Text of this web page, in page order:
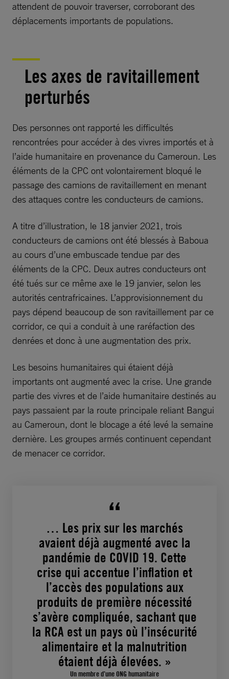
attendent de pouvoir traverser, corroborant des
déplacements importants de populations.
Les axes de ravitaillement
perturbés
Des personnes ont rapporté les difficultés
rencontrées pour accéder à des vivres importés et à
l’aide humanitaire en provenance du Cameroun. Les
éléments de la CPC ont volontairement bloqué le
passage des camions de ravitaillement en menant
des attaques contre les conducteurs de camions.
A titre d’illustration, le 18 janvier 2021, trois
conducteurs de camions ont été blessés à Baboua
au cours d’une embuscade tendue par des
éléments de la CPC. Deux autres conducteurs ont
été tués sur ce même axe le 19 janvier, selon les
autorités centrafricaines. L’approvisionnement du
pays dépend beaucoup de son ravitaillement par ce
corridor, ce qui a conduit à une raréfaction des
denrées et donc à une augmentation des prix.
Les besoins humanitaires qui étaient déjà
importants ont augmenté avec la crise. Une grande
partie des vivres et de l’aide humanitaire destinés au
pays passaient par la route principale reliant Bangui
au Cameroun, dont le blocage a été levé la semaine
dernière. Les groupes armés continuent cependant
de menacer ce corridor.
… Les prix sur les marchés
avaient déjà augmenté avec la
pandémie de COVID 19. Cette
crise qui accentue l’inflation et
l’accès des populations aux
produits de première nécessité
s’avère compliquée, sachant que
la RCA est un pays où l’insécurité
alimentaire et la malnutrition
étaient déjà élevées. »
Un membre d’une ONG humanitaire